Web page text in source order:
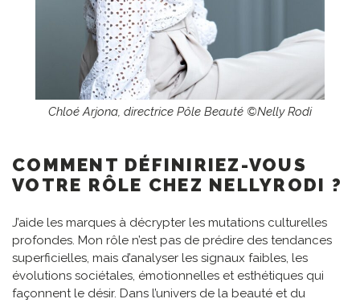
Chloé Arjona, directrice Pôle Beauté ©Nelly Rodi
COMMENT DÉFINIRIEZ-VOUS
VOTRE RÔLE CHEZ NELLYRODI ?
J’aide les marques à décrypter les mutations culturelles
profondes. Mon rôle n’est pas de prédire des tendances
superficielles, mais d’analyser les signaux faibles, les
évolutions sociétales, émotionnelles et esthétiques qui
façonnent le désir. Dans l’univers de la beauté et du